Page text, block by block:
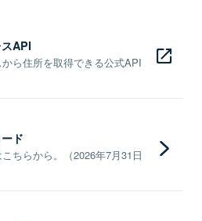
API
ら住所を取得できる公式API
ド
ちらから。（2026年7月31日